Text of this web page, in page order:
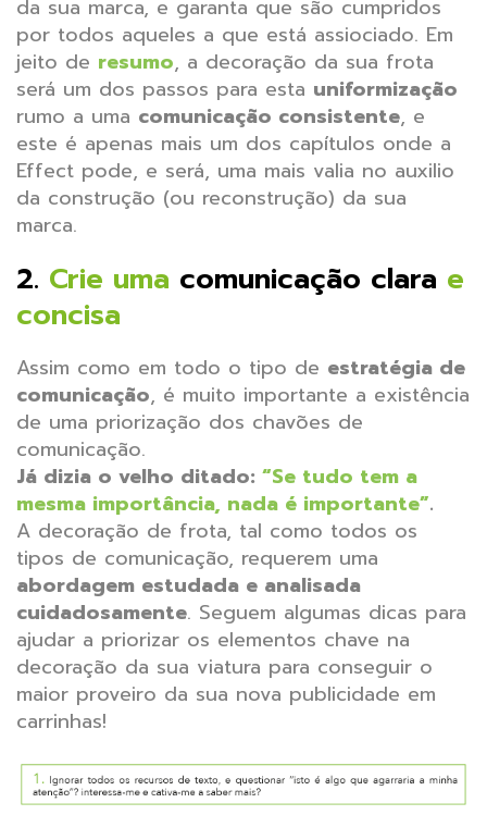
da sua marca, e garanta que são cumpridos
por todos aqueles a que está assiociado. Em
jeito de resumo, a decoração da sua frota
será um dos passos para esta uniformização
rumo a uma comunicação consistente, e
este é apenas mais um dos capítulos onde a
Effect pode, e será, uma mais valia no auxilio
da construção (ou reconstrução) da sua
marca.
2. Crie uma comunicação clara e
concisa
Assim como em todo o tipo de estratégia de
comunicação, é muito importante a existência
de uma priorização dos chavões de
comunicação.
Já dizia o velho ditado: “Se tudo tem a
mesma importância, nada é importante”.
A decoração de frota, tal como todos os
tipos de comunicação, requerem uma
abordagem estudada e analisada
cuidadosamente. Seguem algumas dicas para
ajudar a priorizar os elementos chave na
decoração da sua viatura para conseguir o
maior proveiro da sua nova publicidade em
carrinhas!